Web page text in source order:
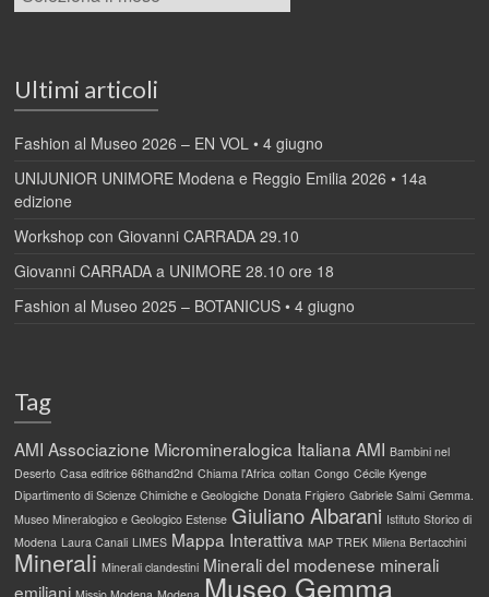
Ultimi articoli
Fashion al Museo 2026 – EN VOL • 4 giugno
UNIJUNIOR UNIMORE Modena e Reggio Emilia 2026 • 14a
edizione
Workshop con Giovanni CARRADA 29.10
Giovanni CARRADA a UNIMORE 28.10 ore 18
Fashion al Museo 2025 – BOTANICUS • 4 giugno
Tag
AMI Associazione Micromineralogica Italiana AMI Bambini nel
Deserto Casa editrice 66thand2nd Chiama l'Africa coltan Congo Cécile Kyenge
Dipartimento di Scienze Chimiche e Geologiche Donata Frigiero Gabriele Salmi Gemma.
Museo Mineralogico e Geologico Estense Giuliano Albarani Istituto Storico di
Modena Laura Canali LIMES Mappa Interattiva MAP TREK Milena Bertacchini
Minerali Minerali clandestini Minerali del modenese minerali
emiliani
Museo Gemma